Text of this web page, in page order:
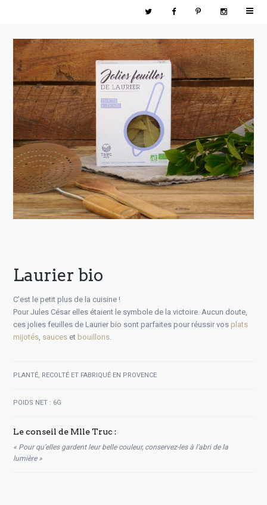
Laurier bio
C’est le petit plus de la cuisine !
Pour Jules César elles étaient le symbole de la victoire. Aucun doute,
ces jolies feuilles de Laurier bio sont parfaites pour réussir vos plats
mijotés, sauces et bouillons.
PLANTÉ, RECOLTÉ ET FABRIQUÉ EN PROVENCE
POIDS NET : 6G
Le conseil de Mlle Truc :
« Pour qu’elles gardent leur belle couleur, conservez-les à l’abri de la
lumière »